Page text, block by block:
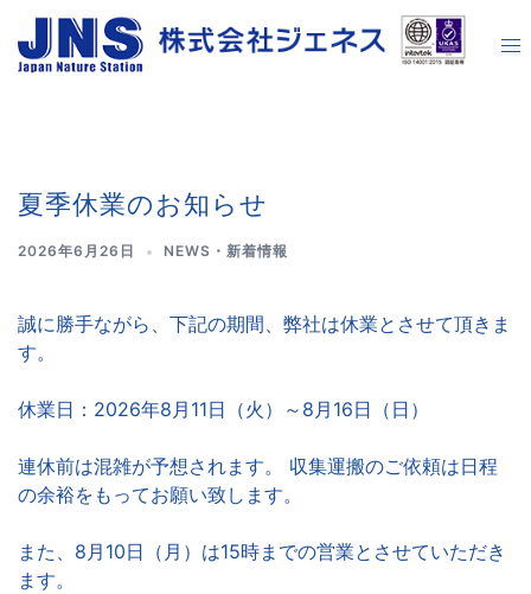
夏季休業のお知らせ
2026年6月26日 NEWS・新着情報
誠に勝手ながら、下記の期間、弊社は休業とさせて頂きま
す。
休業日：2026年8月11日（火）～8月16日（日）
連休前は混雑が予想されます。 収集運搬のご依頼は日程
の余裕をもってお願い致します。
また、8月10日（月）は15時までの営業とさせていただき
ます。